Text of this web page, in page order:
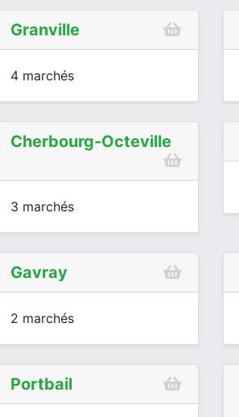
Granville
4 marchés
Cherbourg-Octeville
3 marchés
Gavray
2 marchés
Portbail